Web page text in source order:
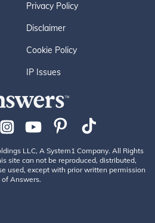
Privacy Policy
Disclaimer
Cookie Policy
IP Issues
LLC, A System1 Company. All Rights
site can not be reproduced, distributed,
used, except with prior written permission
of Answers.